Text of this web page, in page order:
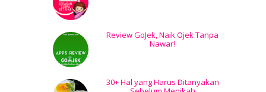
Review GoJek, Naik Ojek Tanpa
Nawar!
30+ Hal yang Harus Ditanyakan